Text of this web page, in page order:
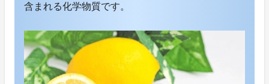
含まれる化学物質です。